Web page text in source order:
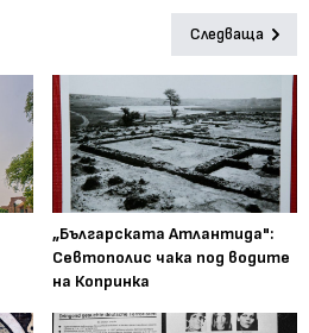
Следваща
„Българската Атлантида":
Севтополис чака под водите
на Копринка